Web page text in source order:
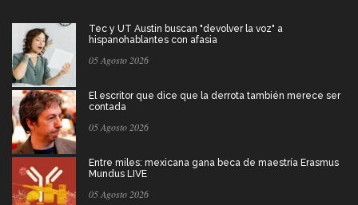
Tec y UT Austin buscan "devolver la voz" a
hispanohablantes con afasia
05 Agosto 2026
El escritor que dice que la derrota también merece ser
contada
05 Agosto 2026
Entre miles: mexicana gana beca de maestría Erasmus
Mundus LIVE
05 Agosto 2026